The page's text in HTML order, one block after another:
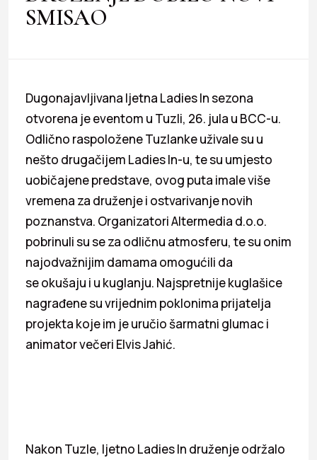
SMISAO
Dugonajavljivana ljetna Ladies In sezona
otvorena je eventom u Tuzli, 26. jula u BCC-u.
Odlično raspoložene Tuzlanke uživale su u
nešto drugačijem Ladies In-u, te su umjesto
uobičajene predstave, ovog puta imale više
vremena za druženje i ostvarivanje novih
poznanstva. Organizatori Altermedia d.o.o.
pobrinuli su se za odličnu atmosferu, te su onim
najodvažnijim damama omogućili da
se okušaju i u kuglanju. Najspretnije kuglašice
nagrađene su vrijednim poklonima prijatelja
projekta koje im je uručio šarmatni glumac i
animator večeri Elvis Jahić.
Nakon Tuzle, ljetno Ladies In druženje održalo